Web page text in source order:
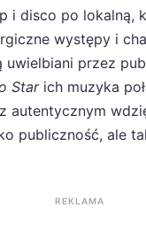
i disco po lokalną,
występy i
uwielbiani przez
Starich muzyka
autentycznym
publiczność, ale
REKLAMA